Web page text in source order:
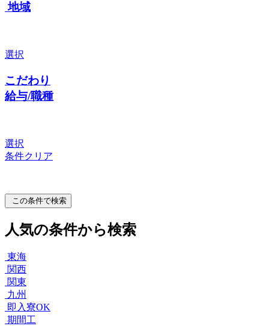
地域
選択
こだわり
給与/職種
選択
条件クリア
この条件で検索
人気の条件から検索
東海
関西
関東
九州
即入寮OK
期間工